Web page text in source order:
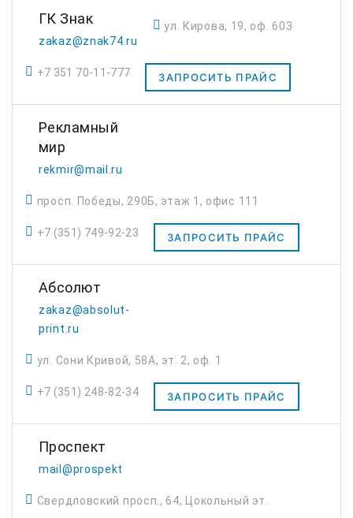
ГК Знак
zakaz@znak74.ru
ул. Кирова, 19, оф. 603
+7 351 70-11-777 ЗАПРОСИТЬ ПРАЙС
Рекламный
мир
rekmir@mail.ru
просп. Победы, 290Б, этаж 1, офис 111
+7 (351) 749-92-23 ЗАПРОСИТЬ ПРАЙС
Абсолют
zakaz@absolut-
print.ru
ул. Сони Кривой, 58А, эт. 2, оф. 1
+7 (351) 248-82-34 ЗАПРОСИТЬ ПРАЙС
Проспект
mail@prospekt
Свердловский просп., 64, Цокольный эт.